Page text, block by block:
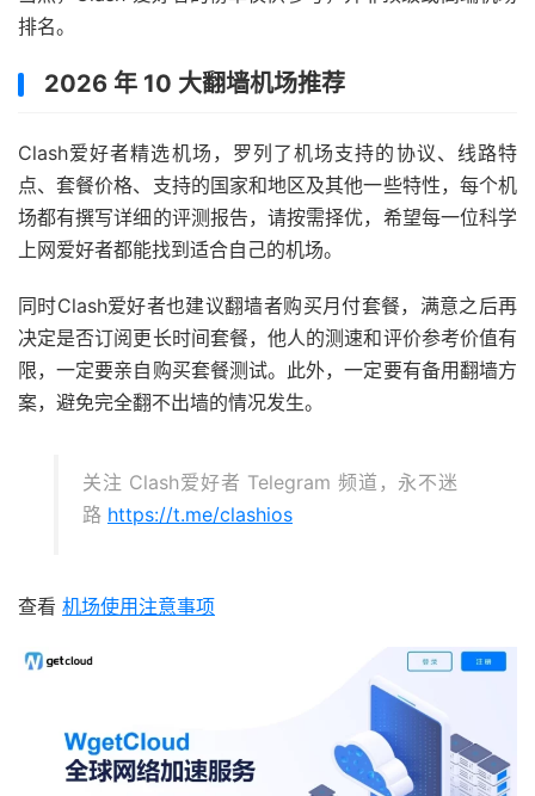
排名。
2026 年 10 大翻墙机场推荐
Clash爱好者精选机场，罗列了机场支持的协议、线路特
点、套餐价格、支持的国家和地区及其他一些特性，每个机
场都有撰写详细的评测报告，请按需择优，希望每一位科学
上网爱好者都能找到适合自己的机场。
同时Clash爱好者也建议翻墙者购买月付套餐，满意之后再
决定是否订阅更长时间套餐，他人的测速和评价参考价值有
限，一定要亲自购买套餐测试。此外，一定要有备用翻墙方
案，避免完全翻不出墙的情况发生。
关注 Clash爱好者 Telegram 频道，永不迷
路 https://t.me/clashios
查看 机场使用注意事项